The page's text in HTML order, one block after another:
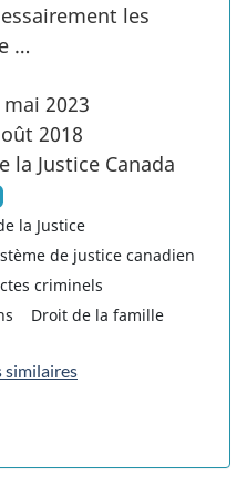
les
…
mai 2023
2018
la Justice Canada
la Justice
de justice canadien
criminels
Droit de la famille
similaires